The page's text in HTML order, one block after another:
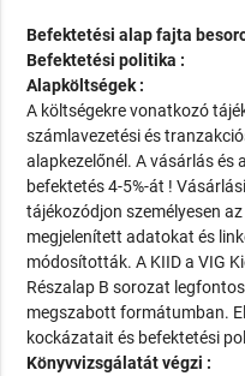
Befektetési alap fajta
Befektetési politika :
Alapköltségek :
A költségekre vonatkozó
számlavezetési és
alapkezelőnél. A vásárlás és
befektetés 4-5%-át !
tájékozódjon személyesen
megjelenített adatokat és
módosították. A KIID a VIG
Részalap B sorozat
megszabott formátumban.
kockázatait és befektetési
Könyvvizsgálatát végzi :